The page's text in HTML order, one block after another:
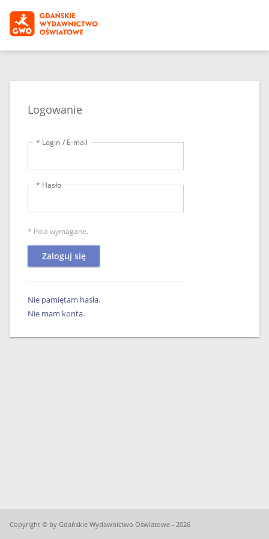
Logowanie
* Login / E-mail
* Hasło
* Pola wymagane.
Zaloguj się
Nie pamiętam hasła.
Nie mam konta.
Copyright © by Gdańskie Wydawnictwo Oświatowe - 2026